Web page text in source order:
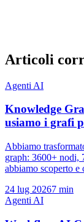
Articoli
Agenti AI
Knowledge
usiamo i grafi
Abbiamo
graph: 3600+ nodi,
abbiamo scoperto
24 lug 20267 min
Agenti AI